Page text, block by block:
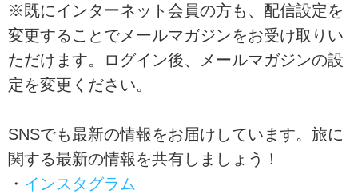
※既にインターネット会員の方も、配信設定を
変更することでメールマガジンをお受け取りい
ただけます。ログイン後、メールマガジンの設
定を変更ください。
SNSでも最新の情報をお届けしています。旅に
関する最新の情報を共有しましょう！
・ インスタグラム